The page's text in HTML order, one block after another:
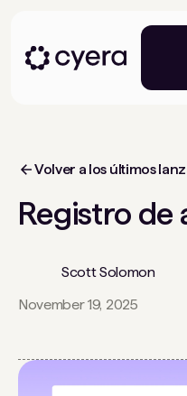
Volver a los últimos
Registro de
Scott Solomon
November 19, 2025